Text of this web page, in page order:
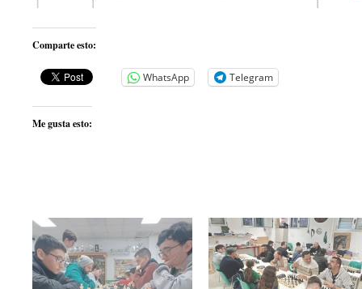
Comparte esto:
WhatsApp Telegram
Me gusta esto: